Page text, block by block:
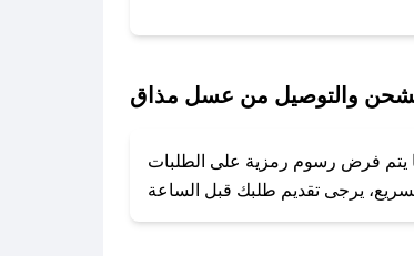
بحل المشكلة في أسرع وقت ممكن.
### ماذا أفعل إذا لم أجد كود خصم لمتجري المفضل؟
والتوصيل من عسل مذاق
يتم فرض رسوم رمزية على الطلبات